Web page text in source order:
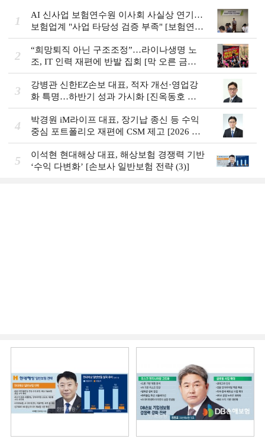
1
AI 신사업 보험연수원 이사회 사실상 연기…
보험업계 "사업 타당성 검증 부족" [보험연수
원 AI사업 논란]
2
“희망퇴직 아닌 구조조정”…라이나생명 노
조, IT 인력 재편에 반발 집회 [막 오른 금융
권 하투(夏鬪)]
3
강병관 신한EZ손보 대표, 적자 개선·영업강
화 특명…하반기 성과 가시화 [진옥동호 신
한금융, 부스트업 점검]
4
박경원 iM라이프 대표, 장기납 종신 등 수익
중심 포트폴리오 재편에 CSM 제고 [2026 금
융사 상반기 실적]
5
이석현 현대해상 대표, 해상보험 경쟁력 기반
‘수익 다변화ʼ [손보사 일반보험 전략 (3)]